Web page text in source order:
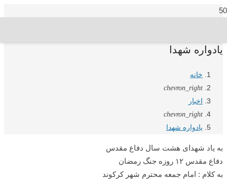
یادواره شهدا
خانه
chevron_right
اخبار
chevron_right
یادواره شهدا
به یاد شهدای هشت سال دفاع مقدس
دفاع مقدس ۱۲ روزه جنگ رمضان
به کلام : امام جمعه محترم شهر کرکوند